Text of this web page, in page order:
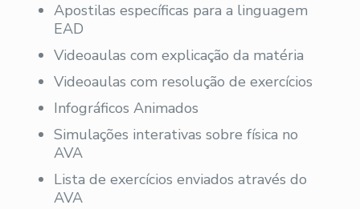
Apostilas específicas para a linguagem
EAD
Videoaulas com explicação da matéria
Videoaulas com resolução de exercícios
Infográficos Animados
Simulações interativas sobre física no
AVA
Lista de exercícios enviados através do
AVA